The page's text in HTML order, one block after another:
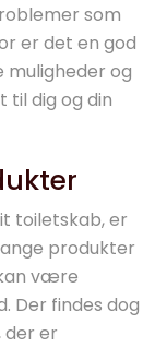
som
er det en god
muligheder og
dig og din
toiletskab, er
produkter
være
Der findes dog
der er